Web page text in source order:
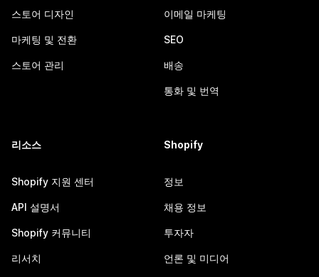
스토어 디자인
마케팅 및 전환
스토어 관리
이메일 마케팅
SEO
배송
통화 및 번역
리소스
Shopify 지원 센터
API 설명서
Shopify 커뮤니티
리서치
Shopify
정보
채용 정보
투자자
언론 및 미디어